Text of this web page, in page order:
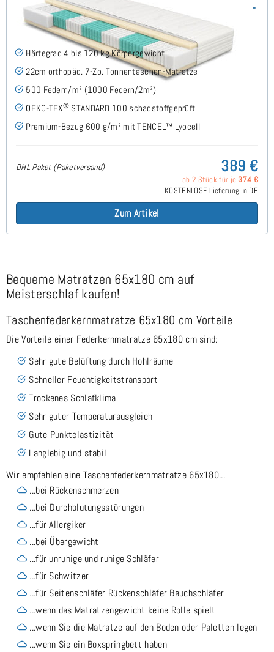
SERA H4 (TENCEL™ Lyocell) TTFK-Matratze 65x180 cm -
Sonderanfertigung
(489)
Härtegrad 4 bis 120 kg Körpergewicht
22cm orthopäd. 7-Zo. Tonnentaschen-Matratze
500 Federn/m² (1000 Federn/2m²)
OEKO-TEX® STANDARD 100 schadstoffgeprüft
Premium-Bezug 600 g/m² mit TENCEL™ Lyocell
DHL Paket (Paketversand) 389 €
ab 2 Stück für je 374 €
KOSTENLOSE Lieferung in DE
Zum Artikel
Bequeme Matratzen 65x180 cm auf
Meisterschlaf kaufen!
Taschenfederkernmatratze 65x180 cm Vorteile
Die Vorteile einer Federkernmatratze 65x180 cm sind:
Sehr gute Belüftung durch Hohlräume
Schneller Feuchtigkeitstransport
Trockenes Schlafklima
Sehr guter Temperaturausgleich
Gute Punktelastizität
Langlebig und stabil
Wir empfehlen eine Taschenfederkernmatratze 65x180...
...bei Rückenschmerzen
...bei Durchblutungsstörungen
...für Allergiker
...bei Übergewicht
...für unruhige und ruhige Schläfer
...für Schwitzer
...für Seitenschläfer Rückenschläfer Bauchschläfer
...wenn das Matratzengewicht keine Rolle spielt
...wenn Sie die Matratze auf den Boden oder Paletten legen
...wenn Sie ein Boxspringbett haben